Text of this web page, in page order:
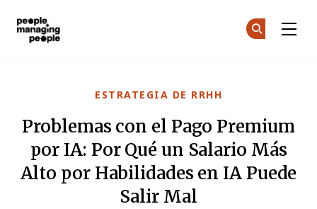
ESTRATEGIA DE RRHH
Problemas con el Pago Premium
por IA: Por Qué un Salario Más
Alto por Habilidades en IA Puede
Salir Mal